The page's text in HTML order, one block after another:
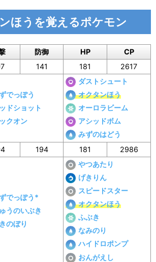
ほうを覚えるポケモン
防御 HP CP
141 181 2617
でっぽう
ドショット
クオン
ダストシュート
オクタンほう
オーロラビーム
アシッドボム
みずのはどう
194 181 2986
でっぽう*
うのいぶき
のぼり
やつあたり
げきりん
スピードスター
オクタンほう
ふぶき
なみのり
ハイドロポンプ
おんがえし